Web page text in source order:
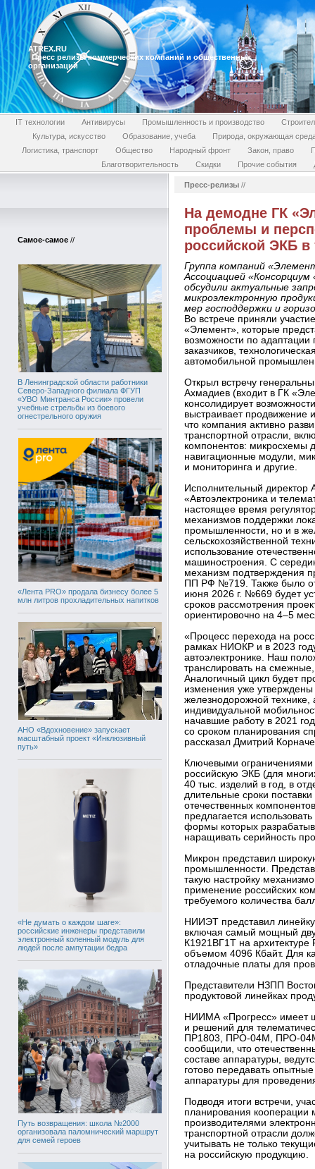
ATREX.RU
Пресс релизы коммерческих компаний и общественных
организаций
IT технологии Антивирусы Промышленность и производство
Культура, искусство
Образование, учеба
Природа, окружающая
Логистика, транспорт
Общество Народный фронт Закон, право
Благотворительность
Скидки Прочие события
Самое-самое //
В Ленинградской области работники
Северо-Западного филиала ФГУП
«УВО Минтранса России» провели
учебные стрельбы из боевого
огнестрельного оружия
«Лента PRO» продала бизнесу более 5
млн литров прохладительных напитков
АНО «Вдохновение» запускает
масштабный проект «Инклюзивный
путь»
«Не думать о каждом шаге»:
российские инженеры представили
электронный коленный модуль для
людей после ампутации бедра
Путь возвращения: школа №2000
организовала паломнический маршрут
для семей героев
Пресс-релизы //
На демодне ГК
проблемы и
российской ЭКБ в
Группа компаний
Ассоциацией
обсудили актуальные
микроэлектронную
мер господдержки и
Во встрече приняли
«Элемент», которые
возможности по адаптации
заказчиков,
автомобильной
Открыл встречу
Ахмадиев (входит в ГК
консолидирует
выстраивает продвижение
что компания активно
транспортной отрасли,
компонентов: микросхемы
навигационные модули,
и мониторинга и другие.
Исполнительный директор
«Автоэлектроника и
настоящее время
механизмов поддержки
промышленности, но и в
сельскохозяйственной
использование
машиностроения. С
механизм подтверждения
ПП РФ №719. Также было
июня 2026 г. №669 будет
сроков рассмотрения
ориентировочно на 4–5
«Процесс перехода на
рамках НИОКР и в 2023
автоэлектронике. Наш
транслировать на
Аналогичный цикл будет
изменения уже
железнодорожной технике,
индивидуальной
начавшие работу в 2021
со сроком планирования
рассказал Дмитрий
Ключевыми ограничениями
российскую ЭКБ (для
40 тыс. изделий в год, в
длительные сроки
отечественных
предлагается
формы которых
наращивать серийность
Микрон представил
промышленности.
такую настройку
применение российских
требуемого количества
НИИЭТ представил
включая самый мощный
К1921ВГ1Т на
объемом 4096 Кбайт. Для
отладочные платы для
Представители НЗПП
продуктовой линейках
НИИМА «Прогресс» имеет
и решений для
ПР1803, ПРО-04М, ПРО-
сообщили, что
составе аппаратуры,
готово передавать
аппаратуры для
Подводя итоги встречи,
планирования кооперации
производителями
транспортной отрасли
учитывать не только
на российскую продукцию.